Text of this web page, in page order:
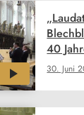
30. Juni
40